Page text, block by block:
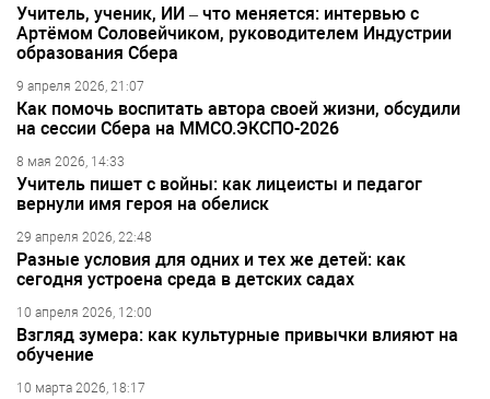
Учитель, ученик, ИИ – что меняется: интервью с
Артёмом Соловейчиком, руководителем Индустрии
образования Сбера
9 апреля 2026, 21:07
Как помочь воспитать автора своей жизни, обсудили
на сессии Сбера на ММСО.ЭКСПО-2026
8 мая 2026, 14:33
Учитель пишет с войны: как лицеисты и педагог
вернули имя героя на обелиск
29 апреля 2026, 22:48
Разные условия для одних и тех же детей: как
сегодня устроена среда в детских садах
10 апреля 2026, 12:00
Взгляд зумера: как культурные привычки влияют на
обучение
10 марта 2026, 18:17